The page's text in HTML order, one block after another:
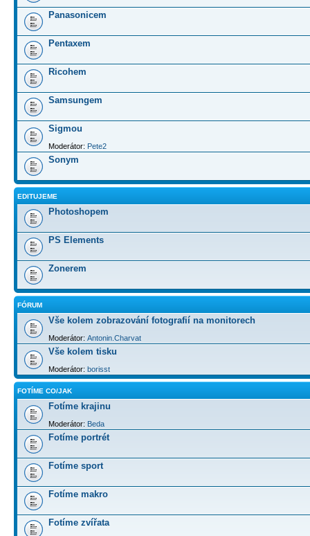
Panasonicem
Pentaxem
Ricohem
Samsungem
Sigmou
Moderátor: Pete2
Sonym
EDITUJEME
Photoshopem
PS Elements
Zonerem
FÓRUM
Vše kolem zobrazování fotografií na monitorech
Moderátor: Antonin.Charvat
Vše kolem tisku
Moderátor: borisst
FOTÍME CO/JAK
Fotíme krajinu
Moderátor: Beda
Fotíme portrét
Fotíme sport
Fotíme makro
Fotíme zvířata